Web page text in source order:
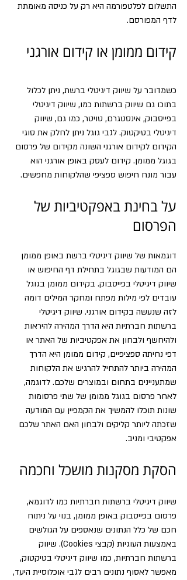
התשלום לפלטפורמה היא רק על כניסה מאומתת
לדף המפורסם.
קידום ממומן או קידום אורגני
כשמדובר על שיווק דיגיטלי ברשת, ניתן לכלול
בתוכו גם שיווק ברשתות כמו, שיווק דיגיטלי
בפייסבוק, אינסטגרם, טויטר, כמו גם, שיווק
דיגיטלי בטיקטוק. לגבי גוגל ניתן לחלק את סוגי
הקידום לקידום אורגני השונה מקידום של פרסום
בגוגל ממומן. קידום לעסק באופן אורגני הוא
עבור מונח חיפוש ספציפי שהלקוחות מחפשים.
על בחינת באפקטיביות של
הפרסום
דוגמאות של שיווק דיגיטלי ברשת באופן ממומן
הם המודעות שבגוגל בתחילת דף החיפוש או
שיווק דיגיטלי בפייסבוק. בקידום ממומן בגוגל
עובדים לפי מילות מפתח ומחקר המילים דומה
לזה שנעשה בקידום אורגני. שיווק דיגיטלי
ברשתות חברתיות היא הדרך המהירה להיראות
ולהיחשף ולבחון את אפקטיביות של האתר או
דפי נחיתה ספציפיים, קידום ממומן היא הדרך
המהירה ביותר להתחיל להרגיש את הלקוחות
שמתעניינים בתחום ובמוצרים שלכם. לדוגמה,
לאחר פרסום בגוגל ממומן של שתי פרסומות
שונות תוכלו להמשיך את הקמפיין עם המודעה
שזכתה ליותר קליקים ולבחון האם האתר שלכם
אפקטיבי ומניב.
הסקת מסקנות מושכל וחכמה
שיווק דיגיטלי ברשתות חברתיות כמו לדוגמא,
פרסום בפייסבוק באופן ממומן, בנוי על ניתוח
חכם של כלל הנתונים שנאספים על הגולשים
באמצעות העוגיות (קבצי Cookies). שיווק
ברשתות חברתיות, כמו שיווק דיגיטלי בטיקטוק,
מאפשר לאסוף נתונים רבים לגבי אוכלוסיית היעד,